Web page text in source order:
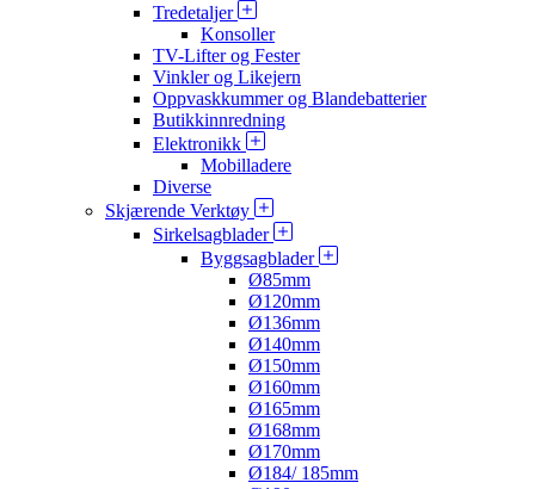
Tredetaljer
Konsoller
TV-Lifter og Fester
Vinkler og Likejern
Oppvaskkummer og Blandebatterier
Butikkinnredning
Elektronikk
Mobilladere
Diverse
Skjærende Verktøy
Sirkelsagblader
Byggsagblader
Ø85mm
Ø120mm
Ø136mm
Ø140mm
Ø150mm
Ø160mm
Ø165mm
Ø168mm
Ø170mm
Ø184/ 185mm